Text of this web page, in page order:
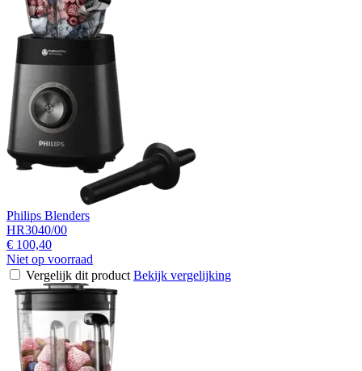
Philips Blenders
HR3040/00
€ 100,40
Niet op voorraad
Vergelijk dit product Bekijk vergelijking